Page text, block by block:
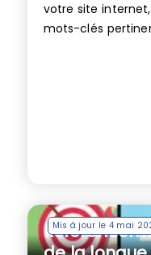
votre site
mots-clés
Mis à jour le 4 mai